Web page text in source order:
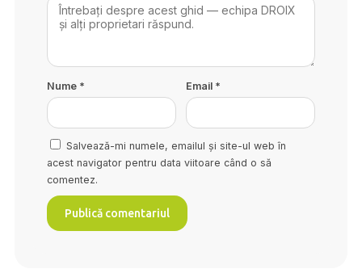
Nume * Email *
Salvează-mi numele, emailul și site-ul web în
acest navigator pentru data viitoare când o să
comentez.